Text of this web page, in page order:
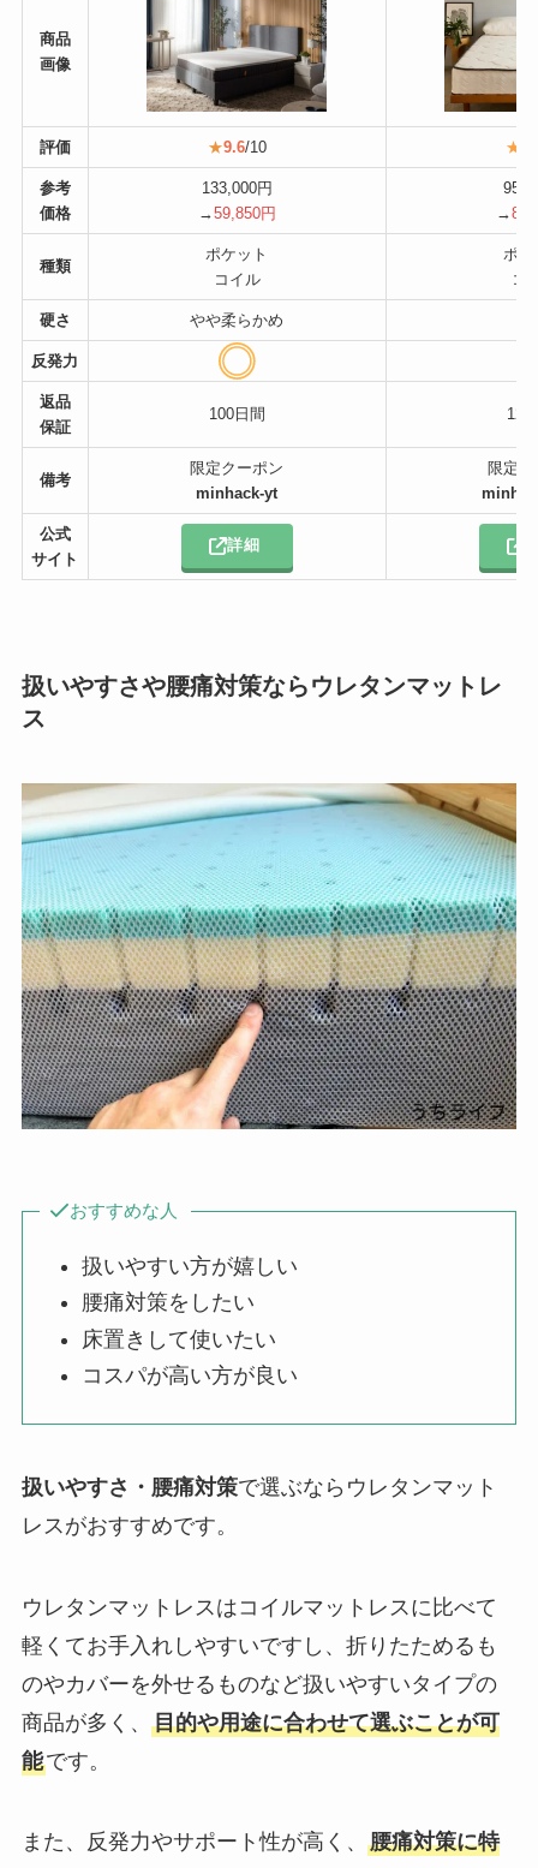
商品
画像
評価 ★9.6/10 ★
参考
価格
133,000円
→59,850円
→
種類
ポケット
コイル
ポ
コ
硬さ やや柔らかめ
反発力
返品
保証
100日間 120
備考
限定クーポン
minhack-yt
限定
公式
サイト
詳細
扱いやすさや腰痛対策ならウレタンマットレ
ス
おすすめな人
扱いやすい方が嬉しい
腰痛対策をしたい
床置きして使いたい
コスパが高い方が良い
扱いやすさ・腰痛対策で選ぶならウレタンマット
レスがおすすめです。
ウレタンマットレスはコイルマットレスに比べて
軽くてお手入れしやすいですし、折りたためるも
のやカバーを外せるものなど扱いやすいタイプの
商品が多く、 目的や用途に合わせて選ぶことが可
能です。
また、反発力やサポート性が高く、 腰痛対策に特